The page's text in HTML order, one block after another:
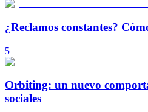
¿Reclamos constantes?
5
Orbiting: un nuevo
sociales